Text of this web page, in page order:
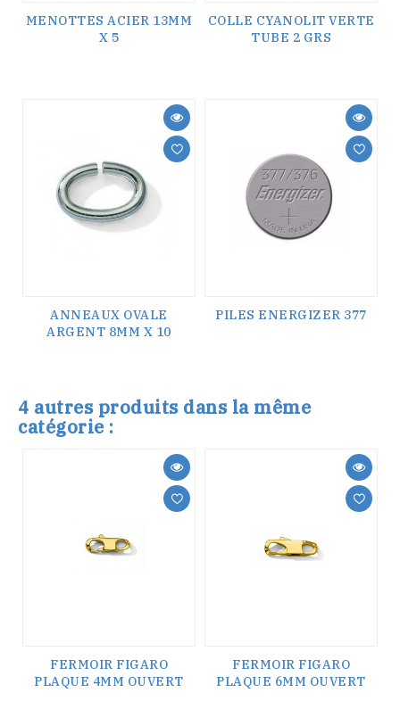
MENOTTES ACIER 13MM
X 5
COLLE CYANOLIT VERTE
TUBE 2 GRS
ANNEAUX OVALE
ARGENT 8MM X 10
PILES ENERGIZER 377
4 autres produits dans la même
catégorie :
FERMOIR FIGARO
PLAQUE 4MM OUVERT
FERMOIR FIGARO
PLAQUE 6MM OUVERT